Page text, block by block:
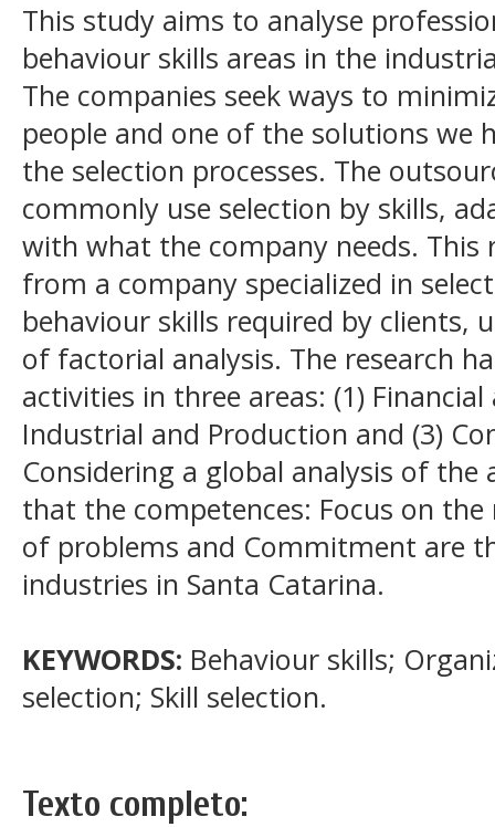
This study aims to analyse
behaviour skills areas in the
The companies seek ways to
people and one of the solutions we
the selection processes. The
commonly use selection by skills,
with what the company needs. This
from a company specialized in
behaviour skills required by clients,
of factorial analysis. The research
activities in three areas: (1)
Industrial and Production and (3)
Considering a global analysis of the
that the competences: Focus on
of problems and Commitment are
industries in Santa Catarina.
KEYWORDS: Behaviour skills;
selection; Skill selection.
Texto completo: